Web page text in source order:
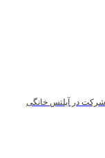
شرکت در آیلتس خانگی